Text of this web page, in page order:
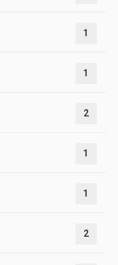
1
1
2
1
1
2